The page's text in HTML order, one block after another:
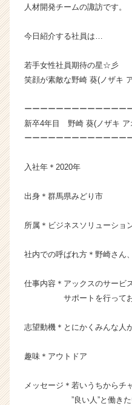
|
ン
ャ
ー・
業
か
ウ
届
就
サ
イ
ア
ア
（C
人材開発チームの諏訪です。
今日紹介する社員は…
若手女性社員期待の星☆彡
笑顔が素敵な野崎 葵(ノザキ
ーーーーーーーーーーーーー
新卒4年目 野崎 葵(ノザキ ア
ーーーーーーーーーーーーー
入社年＊2020年
出身＊群馬県みどり市
所属＊ビジネスソリューショ
社内での呼ばれ方＊野崎さん
仕事内容＊アックスのサービ
サポートを行ってお
志望動機＊とにかくみんな人
趣味＊アウトドア
メッセージ＊若いうちからチ
”良い人”と働きたいと